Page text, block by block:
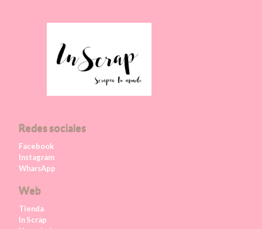
Redes sociales
Facebook
Instagram
WharsApp
Web
Tienda
In Scrap